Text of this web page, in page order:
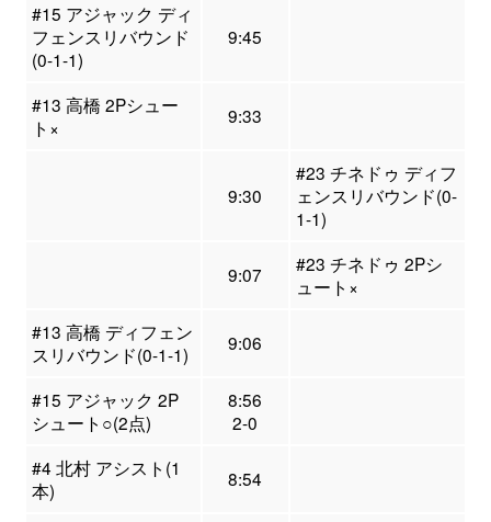
#15 アジャック ディ
フェンスリバウンド
(0-1-1)
9:45
#13 高橋 2Pシュー
ト×
9:33
9:30
#23 チネドゥ ディフ
ェンスリバウンド(0-
1-1)
9:07
#23 チネドゥ 2Pシ
ュート×
#13 高橋 ディフェン
スリバウンド(0-1-1)
9:06
#15 アジャック 2P
シュート○(2点)
8:56
2-0
#4 北村 アシスト(1
本)
8:54